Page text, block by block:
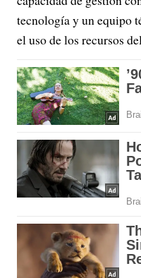
tecnología y un equipo
el uso de los recursos